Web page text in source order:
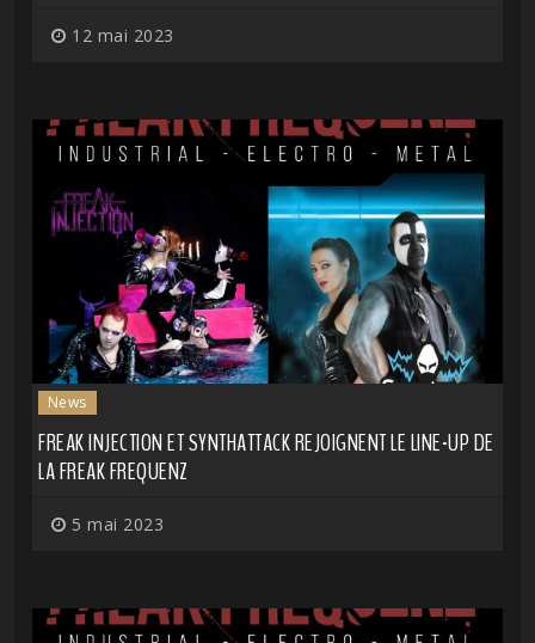
12 mai 2023
News
FREAK INJECTION ET SYNTHATTACK REJOIGNENT LE LINE-UP DE
LA FREAK FREQUENZ
5 mai 2023